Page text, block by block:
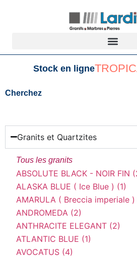
Stock en ligne
Cherchez
Granits et Quartzites
Tous les granits
ABSOLUTE BLACK - NOIR FIN
ALASKA BLUE ( Ice Blue ) (1)
AMARULA ( Breccia imperiale )
ANDROMEDA (2)
ANTHRACITE ELEGANT (2)
ATLANTIC BLUE (1)
AVOCATUS (4)